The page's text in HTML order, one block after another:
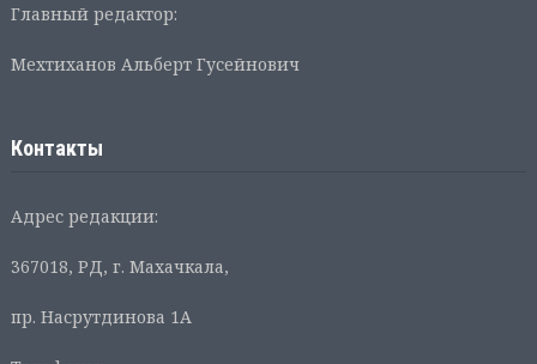
Главный редактор:
Мехтиханов Альберт Гусейнович
Контакты
Адрес редакции:
367018, РД, г. Махачкала,
пр. Насрутдинова 1А